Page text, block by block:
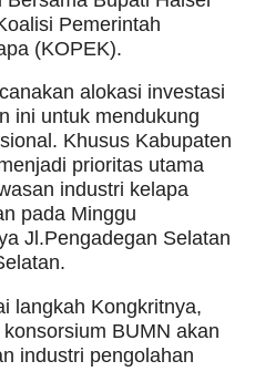
Pemerintah
(KOPEK).
alokasi investasi
ini untuk mendukung
Khusus Kabupaten
prioritas utama
industri kelapa
pada Minggu
Jl.Pengadegan Selatan
langkah Kongkritnya,
BUMN akan
industri pengolahan